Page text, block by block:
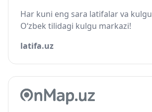
Har kuni eng sara latifalar va
O‘zbek tilidagi kulgu markazi!
latifa.uz